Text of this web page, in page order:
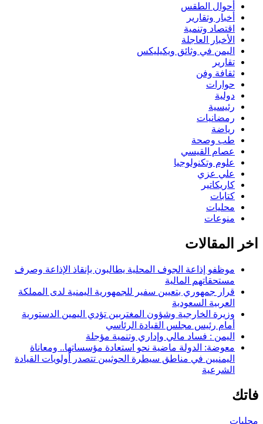
أحوال الطقس
أخبار وتقارير
اقتصاد وتنمية
الأخبار العاجلة
اليمن في وثائق ويكيليكس
تقارير
ثقافة وفن
حوارات
دولية
رئيسية
رمضانيات
رياضة
طب وصحة
عصام القيسي
علوم وتكنولوجيا
علي عزي
كاريكاتير
كتابات
محليات
منوعات
اخر المقالات
موظفو إذاعة الجوف المحلية يطالبون بإنقاذ الإذاعة وصرف
مستحقاتهم المالية
قرار جمهوري بتعيين سفير للجمهورية اليمنية لدى المملكة
العربية السعودية
وزيرة الخارجية وشؤون المغتربين تؤدي اليمين الدستورية
أمام رئيس مجلس القيادة الرئاسي
اليمن : فساد مالي وإداري وتنمية مؤجلة
معوضة: الدولة ماضية نحو استعادة مؤسساتها.. ومعاناة
اليمنيين في مناطق سيطرة الحوثيين تتصدر أولويات القيادة
الشرعية
فاتك
محليات